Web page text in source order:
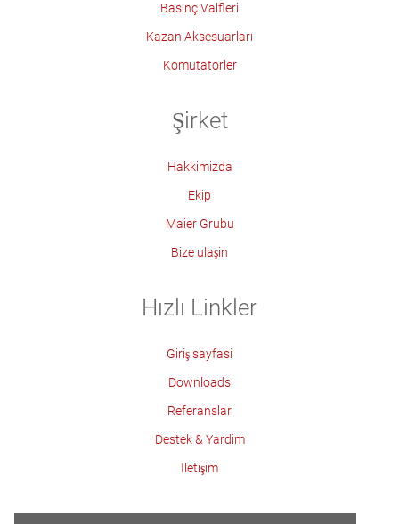
Basınç Valfleri
Kazan Aksesuarları
Komütatörler
Şirket
Hakkimizda
Ekip
Maier Grubu
Bize ulaşin
Hızlı Linkler
Giriş sayfasi
Downloads
Referanslar
Destek & Yardim
Iletişim